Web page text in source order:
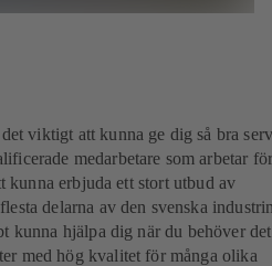
viktigt att kunna ge dig så bra
medarbetare som arbetar
erbjuda ett stort utbud av
delarna av den svenska
kunna hjälpa dig när du behöver
med hög kvalitet för många olika